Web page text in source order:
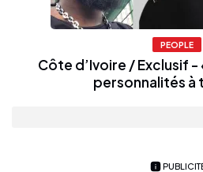
PEOPLE
Côte d’Ivoire / Exclusif -
personnalités à